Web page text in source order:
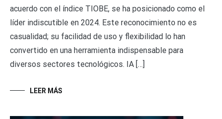
acuerdo con el índice TIOBE, se ha posicionado como el
líder indiscutible en 2024. Este reconocimiento no es
casualidad; su facilidad de uso y flexibilidad lo han
convertido en una herramienta indispensable para
diversos sectores tecnológicos. IA […]
LEER MÁS